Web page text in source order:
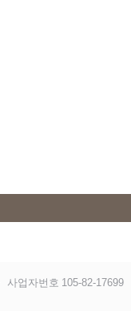
사업자번호 105-82-17699